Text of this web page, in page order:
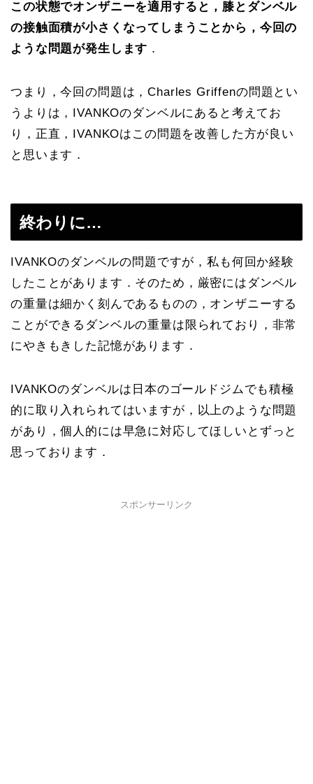
この状態でオンザニーを適用すると，膝とダンベル
の接触面積が小さくなってしまうことから，今回の
ような問題が発生します ．
つまり，今回の問題は，Charles Griffenの問題とい
うよりは，IVANKOのダンベルにあると考えてお
り，正直，IVANKOはこの問題を改善した方が良い
と思います．
終わりに…
IVANKOのダンベルの問題ですが，私も何回か経験
したことがあります．そのため，厳密にはダンベル
の重量は細かく刻んであるものの，オンザニーする
ことができるダンベルの重量は限られており，非常
にやきもきした記憶があります．
IVANKOのダンベルは日本のゴールドジムでも積極
的に取り入れられてはいますが，以上のような問題
があり，個人的には早急に対応してほしいとずっと
思っております．
スポンサーリンク